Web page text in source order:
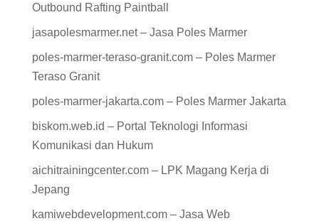
Outbound Rafting Paintball
jasapolesmarmer.net – Jasa Poles Marmer
poles-marmer-teraso-granit.com – Poles Marmer
Teraso Granit
poles-marmer-jakarta.com – Poles Marmer Jakarta
biskom.web.id – Portal Teknologi Informasi
Komunikasi dan Hukum
aichitrainingcenter.com – LPK Magang Kerja di
Jepang
kamiwebdevelopment.com – Jasa Web